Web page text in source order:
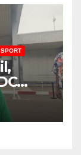
SPORT
les
de la